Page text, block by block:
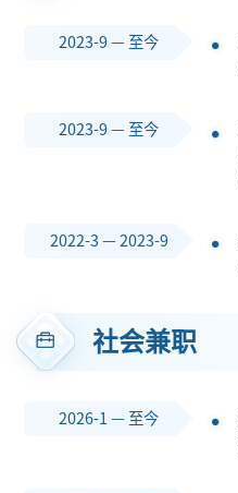
2023-9 — 至今
2023-9 — 至今
2022-3 — 2023-9
社会兼职
2026-1 — 至今